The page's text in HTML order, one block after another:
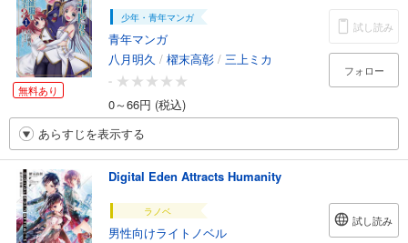
無料あり
少年・青年マンガ
青年マンガ
八月明久 / 櫂末高彰 / 三上ミカ
-
0～66円 (税込)
試し読み
フォロー
あらすじを表示する
Digital Eden Attracts Humanity
ラノベ
男性向けライトノベル
試し読み